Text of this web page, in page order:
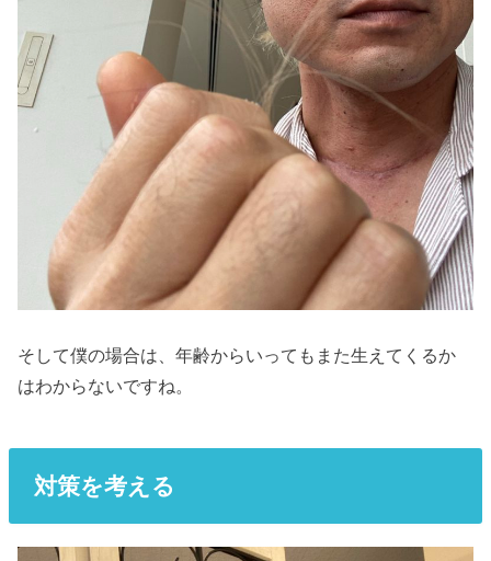
そして僕の場合は、年齢からいってもまた生えてくるか
はわからないですね。
対策を考える